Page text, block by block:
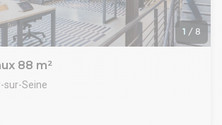
: 1 Parking par lot en sus du prix de
unité.
à jour) : 2026-06-30
consulter
5 % HT du prix de vente HD À la charge
1 / 8
88 m²
sur-Seine
RUE DU CHATEAU dans un immeuble de